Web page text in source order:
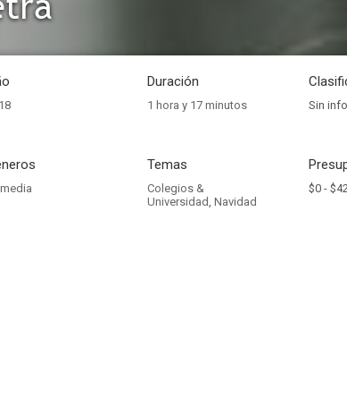
Duración
1 hora y 17 minutos Sin
Temas
Colegios &
Universidad, Navidad
$0 -